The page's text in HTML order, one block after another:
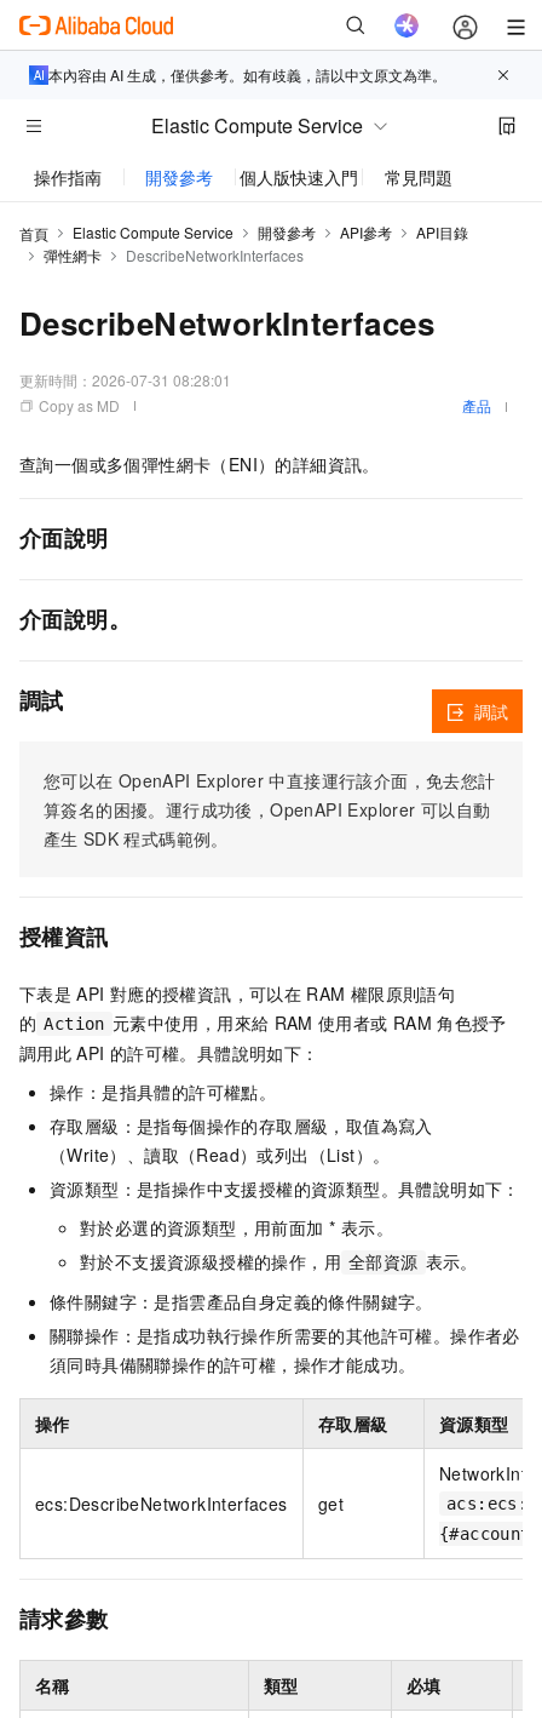
本內容由 AI 生成，僅供參考。如有歧義，請以中文原文為準。
Elastic Compute Service
操作指南 開發參考 個人版快速入門 常見問題
首頁 Elastic Compute Service 開發參考 API參考
API目錄
彈性網卡
DescribeNetworkInterfaces
DescribeNetworkInterfaces
更新時間： 2026-07-31 08:28:01
Copy as MD
產品
查詢一個或多個彈性網卡（ENI）的詳細資訊。
介面說明
介面說明。
調試
您可以在 OpenAPI Explorer 中直接運行該介面，免去您計
算簽名的困擾。運行成功後，OpenAPI Explorer 可以自動
產生 SDK 程式碼範例。
調試
授權資訊
下表是 API 對應的授權資訊，可以在 RAM 權限原則語句
的 Action 元素中使用，用來給 RAM 使用者或 RAM 角色授予
調用此 API 的許可權。具體說明如下：
操作：是指具體的許可權點。
存取層級：是指每個操作的存取層級，取值為寫入
（Write）、讀取（Read）或列出（List）。
資源類型：是指操作中支援授權的資源類型。具體說明如下：
對於必選的資源類型，用前面加 * 表示。
對於不支援資源級授權的操作，用 全部資源 表示。
條件關鍵字：是指雲產品自身定義的條件關鍵字。
關聯操作：是指成功執行操作所需要的其他許可權。操作者必
須同時具備關聯操作的許可權，操作才能成功。
操作 存取層級 資源類型
ecs:DescribeNetworkInterfaces get
請求參數
名稱 類型 必填